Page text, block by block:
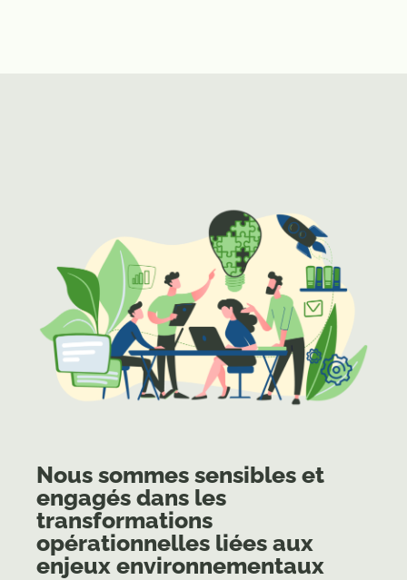
Nous sommes sensibles et
engagés dans les
transformations
opérationnelles liées aux
enjeux environnementaux